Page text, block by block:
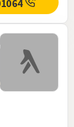
072-3101064